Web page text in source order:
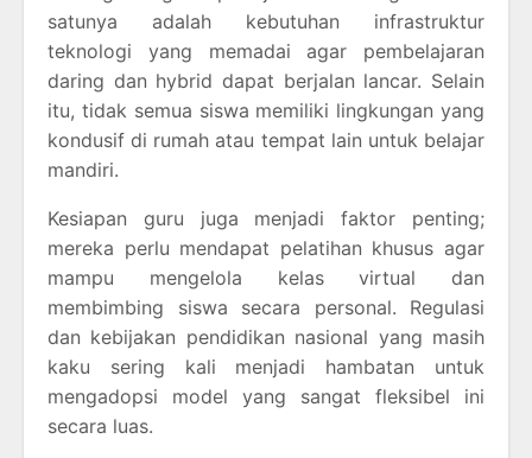
satunya adalah kebutuhan infrastruktur
teknologi yang memadai agar pembelajaran
daring dan hybrid dapat berjalan lancar. Selain
itu, tidak semua siswa memiliki lingkungan yang
kondusif di rumah atau tempat lain untuk belajar
mandiri.
Kesiapan guru juga menjadi faktor penting;
mereka perlu mendapat pelatihan khusus agar
mampu mengelola kelas virtual dan
membimbing siswa secara personal. Regulasi
dan kebijakan pendidikan nasional yang masih
kaku sering kali menjadi hambatan untuk
mengadopsi model yang sangat fleksibel ini
secara luas.